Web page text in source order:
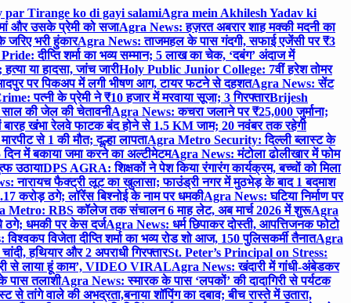
par Tirange ko di gayi salamiAgra mein Akhilesh Yadav ki
और उसके प्रेमी को सजाAgra News: हज़रत अबरार शाह मक्की मदनी का
भरी हुंकारAgra News: ताजमहल के पास गंदगी, सफाई एजेंसी पर ₹3
दीप्ति शर्मा का भव्य सम्मान; 5 लाख का चेक, ‘दबंग’ अंदाज में
या हादसा, जांच जारीHoly Public Junior College: 7वीं हरेश तोमर
पर पिकअप में लगी भीषण आग, टायर फटने से दहशतAgra News: सेंट
पत्नी के प्रेमी ने ₹10 हजार में मरवाया सूजा; 3 गिरफ्तारBrijesh
की जेल की चेतावनीAgra News: कचरा जलाने पर ₹25,000 जुर्माना;
खंभा रेलवे फाटक बंद होने से 1.5 KM जाम; 20 नवंबर तक रहेगी
से 1 की मौत; दूल्हा लापताAgra Metro Security: दिल्ली ब्लास्ट के
में बकाया जमा करने का अल्टीमेटमAgra News: मंटोला ढोलीखार में फोम
उठायाDPS AGRA: शिक्षकों ने पेश किया रंगारंग कार्यक्रम, बच्चों को मिला
नारायच फैक्ट्री लूट का खुलासा; फाउंड्री नगर में मुठभेड़ के बाद 1 बदमाश
करोड़ ठगे; लॉरेंस बिश्नोई के नाम पर धमकीAgra News: घटिया निर्माण पर
Metro: RBS कॉलेज तक संचालन 6 माह लेट, अब मार्च 2026 में शुरूAgra
ठगे; धमकी पर केस दर्जAgra News: धर्म छिपाकर दोस्ती, आपत्तिजनक फोटो
विजेता दीप्ति शर्मा का भव्य रोड शो आज, 150 पुलिसकर्मी तैनातAgra
हथियार और 2 अपराधी गिरफ्तारSt. Peter’s Principal on Stress:
से लाया हूं काम’, VIDEO VIRALAgra News: खंदारी में गांधी-अंबेडकर
पास तलाशीAgra News: स्मारक के पास ‘लपकों’ की दादागिरी से पर्यटक
तांगे वाले की अभद्रता,बनाया शॉपिंग का दबाव; बीच रास्ते में उतारा,